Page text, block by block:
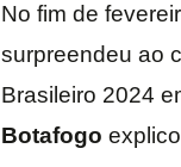
No fim de
surpreendeu ao
Brasileiro 2024
Botafogo